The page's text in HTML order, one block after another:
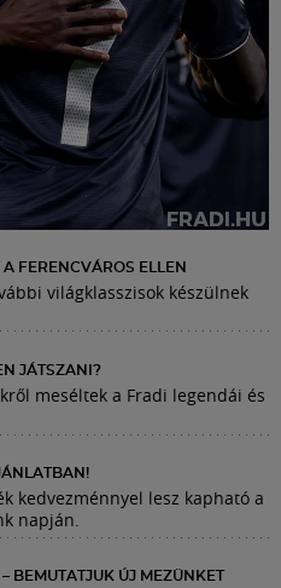
FERENCVÁROS ELLEN
világklasszisok készülnek
JÁTSZANI?
meséltek a Fradi legendái és
kedvezménnyel lesz kapható a
napján.
BEMUTATJUK ÚJ MEZÜNKET